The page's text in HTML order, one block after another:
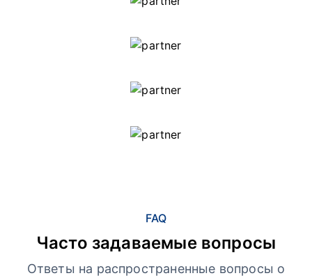
FAQ
Часто задаваемые вопросы
Ответы на распространенные вопросы о